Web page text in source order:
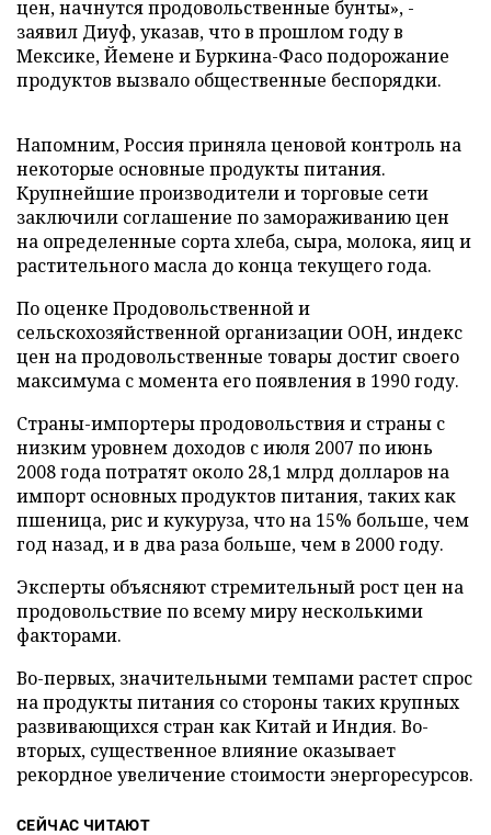
цен, начнутся продовольственные бунты», -
заявил Диуф, указав, что в прошлом году в
Мексике, Йемене и Буркина-Фасо подорожание
продуктов вызвало общественные беспорядки.
Напомним, Россия приняла ценовой контроль на
некоторые основные продукты питания.
Крупнейшие производители и торговые сети
заключили соглашение по замораживанию цен
на определенные сорта хлеба, сыра, молока, яиц и
растительного масла до конца текущего года.
По оценке Продовольственной и
сельскохозяйственной организации ООН, индекс
цен на продовольственные товары достиг своего
максимума с момента его появления в 1990 году.
Страны-импортеры продовольствия и страны с
низким уровнем доходов с июля 2007 по июнь
2008 года потратят около 28,1 млрд долларов на
импорт основных продуктов питания, таких как
пшеница, рис и кукуруза, что на 15% больше, чем
год назад, и в два раза больше, чем в 2000 году.
Эксперты объясняют стремительный рост цен на
продовольствие по всему миру несколькими
факторами.
Во-первых, значительными темпами растет спрос
на продукты питания со стороны таких крупных
развивающихся стран как Китай и Индия. Во-
вторых, существенное влияние оказывает
рекордное увеличение стоимости энергоресурсов.
СЕЙЧАС ЧИТАЮТ